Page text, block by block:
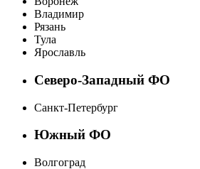
Владимир
Рязань
Тула
Ярославль
Северо-Западный ФО
Санкт-Петербург
Южный ФО
Волгоград